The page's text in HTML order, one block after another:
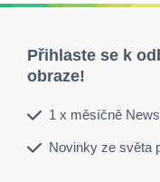
Přihlaste se k
obraze!
1 x měsíčně
Novinky ze světa